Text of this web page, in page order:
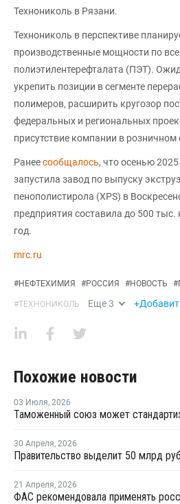
Технониколь в Рязани.
Технониколь в перспективе
производственные мощности по
полиэтилентерефталата (ПЭТ).
укрепить позиции в сегменте
полимеров, расширить кругозор
федеральных и региональных
присутствие компании в розничном
Ранеесообщалось, что осенью
запустила завод по выпуску
пенополистирола (XPS) в
предприятия составила до 500
год.
mrc.ru
#НЕФТЕХИМИЯ #РОССИЯ #НОВОСТЬ #
#ТЕХНОНИКОЛЬ Еще3
Похожие новости
03 Июля, 2026
30 Апреля, 2026
21 Апреля, 2026